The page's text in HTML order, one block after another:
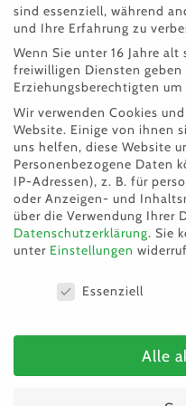
sind essenziell, während
und Ihre Erfahrung zu
Wenn Sie unter 16 Jahre
freiwilligen Diensten
Erziehungsberechtigten
Wir verwenden Cookies
Website. Einige von ihnen
uns helfen, diese Website
Personenbezogene Daten
IP-Adressen), z. B. für
oder Anzeigen- und
über die Verwendung Ihrer
Datenschutzerklärung. Sie
unter Einstellungen
Datenschutzeinstellungen
Essenziell
Alle